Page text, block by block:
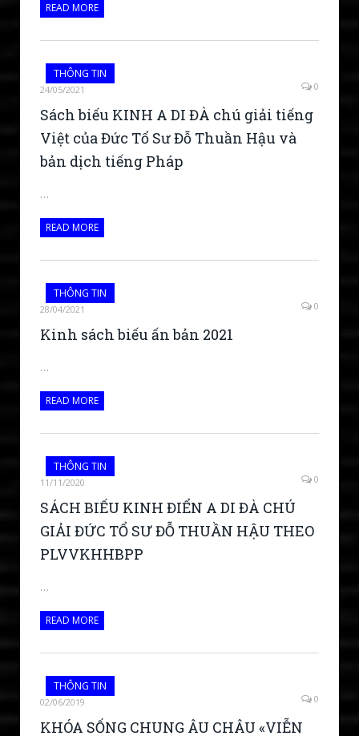
READ MORE
THÔNG TIN
24/05/2021 0
Sách biếu KINH A DI ĐÀ chú giải tiếng
Việt của Đức Tổ Sư Đỗ Thuần Hậu và
bản dịch tiếng Pháp
…
READ MORE
THÔNG TIN
28/04/2021 0
Kinh sách biếu ấn bản 2021
…
READ MORE
THÔNG TIN
11/11/2020 0
SÁCH BIẾU KINH ĐIỂN A DI ĐÀ CHÚ
GIẢI ĐỨC TỔ SƯ ĐỖ THUẦN HẬU THEO
PLVVKHHBPP
…
READ MORE
THÔNG TIN
02/06/2019 0
KHÓA SỐNG CHUNG ÂU CHÂU «VIỄN